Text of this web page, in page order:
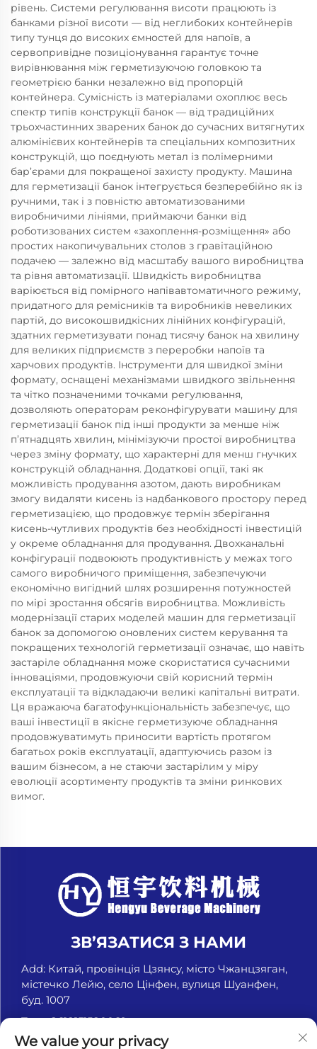
рівень. Системи регулювання висоти працюють із
банками різної висоти — від неглибоких контейнерів
типу тунця до високих ємностей для напоїв, а
сервопривідне позиціонування гарантує точне
вирівнювання між герметизуючою головкою та
геометрією банки незалежно від пропорцій
контейнера. Сумісність із матеріалами охоплює весь
спектр типів конструкції банок — від традиційних
трьохчастинних зварених банок до сучасних витягнутих
алюмінієвих контейнерів та спеціальних композитних
конструкцій, що поєднують метал із полімерними
бар’єрами для покращеної захисту продукту. Машина
для герметизації банок інтегрується безперебійно як із
ручними, так і з повністю автоматизованими
виробничими лініями, приймаючи банки від
роботизованих систем «захоплення-розміщення» або
простих накопичувальних столов з гравітаційною
подачею — залежно від масштабу вашого виробництва
та рівня автоматизації. Швидкість виробництва
варіюється від помірного напівавтоматичного режиму,
придатного для ремісників та виробників невеликих
партій, до високошвидкісних лінійних конфігурацій,
здатних герметизувати понад тисячу банок на хвилину
для великих підприємств з переробки напоїв та
харчових продуктів. Інструменти для швидкої зміни
формату, оснащені механізмами швидкого звільнення
та чітко позначеними точками регулювання,
дозволяють операторам реконфігурувати машину для
герметизації банок під інші продукти за менше ніж
п’ятнадцять хвилин, мінімізуючи простої виробництва
через зміну формату, що характерні для менш гнучких
конструкцій обладнання. Додаткові опції, такі як
можливість продування азотом, дають виробникам
змогу видаляти кисень із надбанкового простору перед
герметизацією, що продовжує термін зберігання
кисень-чутливих продуктів без необхідності інвестицій
у окреме обладнання для продування. Двохканальні
конфігурації подвоюють продуктивність у межах того
самого виробничого приміщення, забезпечуючи
економічно вигідний шлях розширення потужностей
по мірі зростання обсягів виробництва. Можливість
модернізації старих моделей машин для герметизації
банок за допомогою оновлених систем керування та
покращених технологій герметизації означає, що навіть
застаріле обладнання може скористатися сучасними
інноваціями, продовжуючи свій корисний термін
експлуатації та відкладаючи великі капітальні витрати.
Ця вражаюча багатофункціональність забезпечує, що
ваші інвестиції в якісне герметизуюче обладнання
продовжуватимуть приносити вартість протягом
багатьох років експлуатації, адаптуючись разом із
вашим бізнесом, а не стаючи застарілим у міру
еволюції асортименту продуктів та зміни ринкових
вимог.
ЗВ’ЯЗАТИСЯ З НАМИ
Add: Китай, провінція Цзянсу, місто Чжанцзяган,
містечко Лейю, село Цінфен, вулиця Шуанфен,
буд. 1007
Тел.:+8618151580069
Ел. пошта:[email protected]
We value your privacy